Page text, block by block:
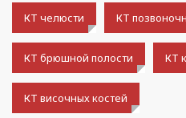
КТ челюсти КТ
КТ брюшной полости КТ
КТ височных костей